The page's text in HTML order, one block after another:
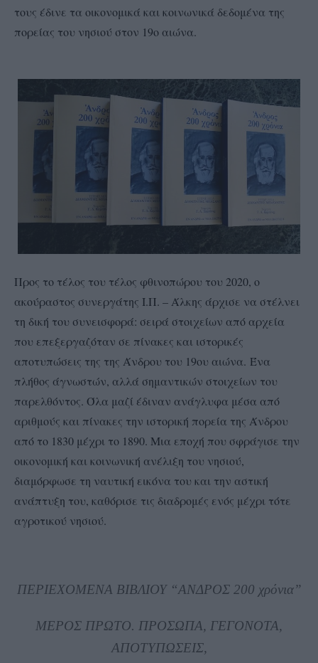
τους έδινε τα οικονομικά και κοινωνικά δεδομένα της
πορείας του νησιού στον 19ο αιώνα.
Προς το τέλος του τέλος φθινοπώρου του 2020, ο
ακούραστος συνεργάτης Ι.Π. – Άλκης άρχισε να στέλνει
τη δική του συνεισφορά: σειρά στοιχείων από αρχεία
που επεξεργαζόταν σε πίνακες και ιστορικές
αποτυπώσεις της της Άνδρου του 19ου αιώνα. Ένα
πλήθος άγνωστών, αλλά σημαντικών στοιχείων του
παρελθόντος. Όλα μαζί έδιναν ανάγλυφα μέσα από
αριθμούς και πίνακες την ιστορική πορεία της Άνδρου
από το 1830 μέχρι το 1890. Μια εποχή που σφράγισε την
οικονομική και κοινωνική ανέλιξη του νησιού,
διαμόρφωσε τη ναυτική εικόνα του και την αστική
ανάπτυξη του, καθόρισε τις διαδρομές ενός μέχρι τότε
αγροτικού νησιού.
ΠΕΡΙΕΧΟΜΕΝΑ ΒΙΒΛΙΟΥ “ΑΝΔΡΟΣ 200 χρόνια”
ΜΕΡΟΣ ΠΡΩΤΟ. ΠΡΟΣΩΠΑ, ΓΕΓΟΝΟΤΑ,
ΑΠΟΤΥΠΩΣΕΙΣ,